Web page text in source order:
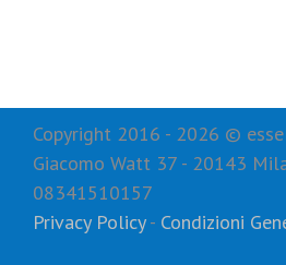
Copyright 2016 - 2026 ©
Giacomo Watt 37 - 20143
08341510157
Privacy Policy- Condizioni